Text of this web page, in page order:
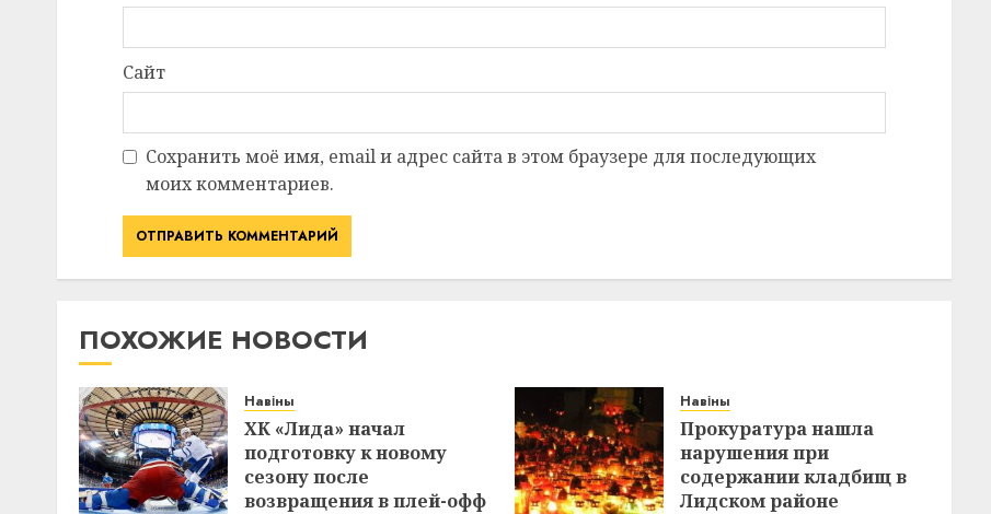
Сайт
Сохранить моё имя, email и адрес сайта в этом браузере для последующих
моих комментариев.
ПОХОЖИЕ НОВОСТИ
Навіны
ХК «Лида» начал
подготовку к новому
сезону после
возвращения в плей-офф
Навіны
Прокуратура нашла
нарушения при
содержании кладбищ в
Лидском районе